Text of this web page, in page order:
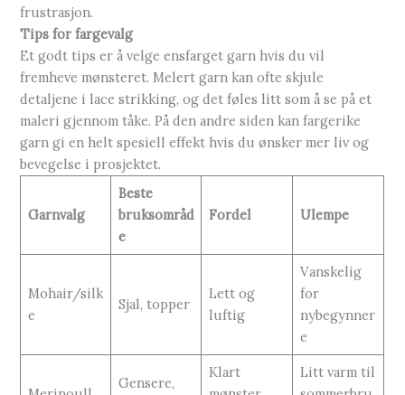
frustrasjon.
Tips for fargevalg
Et godt tips er å velge ensfarget garn hvis du vil
fremheve mønsteret. Melert garn kan ofte skjule
detaljene i lace strikking, og det føles litt som å se på et
maleri gjennom tåke. På den andre siden kan fargerike
garn gi en helt spesiell effekt hvis du ønsker mer liv og
bevegelse i prosjektet.
Garnvalg
Beste
bruksområd
e
Fordel Ulempe
Mohair/silk
e
Sjal, topper
Lett og
luftig
Vanskelig
for
nybegynner
e
Gensere,
Klart
Litt varm til